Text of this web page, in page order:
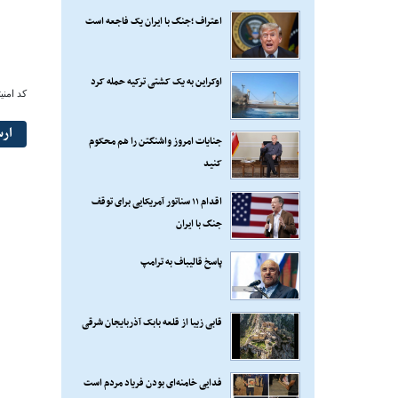
اعتراف ؛جنگ با ایران یک فاجعه است
اوکراین به یک کشتی ترکیه حمله کرد
جنایات امروز واشنگتن را هم محکوم
کنید
اقدام ۱۱ سناتور آمریکایی برای توقف
جنگ با ایران
پاسخ قالیباف به ترامپ
قابی زیبا از قلعه بابک آذربایجان شرقی
فدایی خامنه‌ای بودن فریاد مردم است
کد